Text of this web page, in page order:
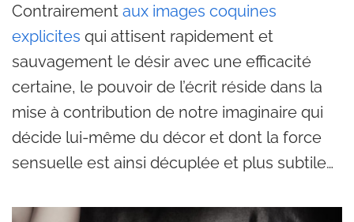
Contrairement aux images coquines
explicites qui attisent rapidement et
sauvagement le désir avec une efficacité
certaine, le pouvoir de l’écrit réside dans la
mise à contribution de notre imaginaire qui
décide lui-même du décor et dont la force
sensuelle est ainsi décuplée et plus subtile…